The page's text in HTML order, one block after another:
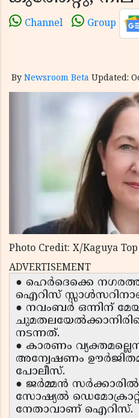
Channel Group
By Newsroom Beta Updated:
Photo Credit: X/Kaguya
ADVERTISEMENT
● ഹെർദെക്കെ
ഐറിസ്
● നവംബർ ഒന്നിന്
നടന്നത്.
● കാരണം
അന്വേഷണം
പോലീസ്.
● ജർമ്മൻ
സോഷ്യൽ ഡെമോക്രാറ്റ്
നേതാവാണ് ഐറിസ്.